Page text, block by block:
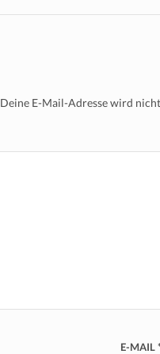
Deine E-Mail-Adresse wird
E-MAIL